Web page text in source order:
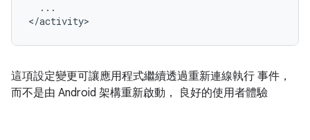
...
</activity>
這項設定變更可讓應用程式繼續透過重新連線執行 事件，
而不是由 Android 架構重新啟動， 良好的使用者體驗